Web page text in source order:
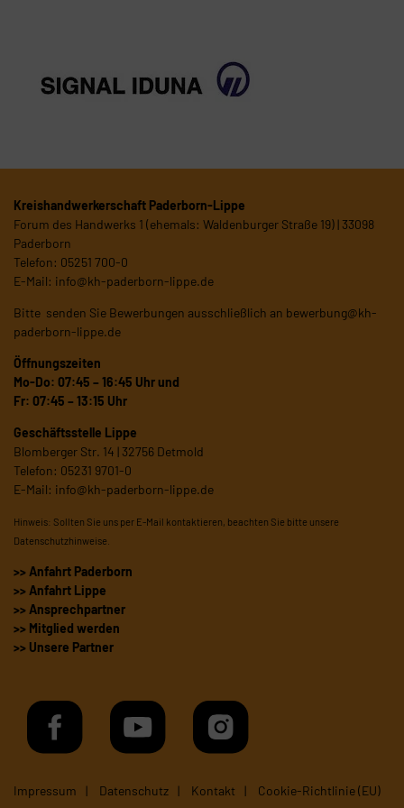
Kreishandwerkerschaft Paderborn-Lippe
Forum des Handwerks 1 (ehemals: Waldenburger Straße 19) | 33098
Paderborn
Telefon: 05251 700-0
E-Mail: info@kh-paderborn-lippe.de
Bitte senden Sie Bewerbungen ausschließlich an bewerbung@kh-
paderborn-lippe.de
Öffnungszeiten
Mo-Do: 07:45 – 16:45 Uhr und
Fr: 07:45 – 13:15 Uhr
Geschäftsstelle Lippe
Blomberger Str. 14 | 32756 Detmold
Telefon: 05231 9701-0
E-Mail: info@kh-paderborn-lippe.de
Hinweis: Sollten Sie uns per E-Mail kontaktieren, beachten Sie bitte unsere
Datenschutzhinweise
>> Anfahrt Paderborn
>> Anfahrt Lippe
>> Ansprechpartner
>> Mitglied werden
>> Unsere Partner
Impressum Datenschutz Kontakt Cookie-Richtlinie (EU)